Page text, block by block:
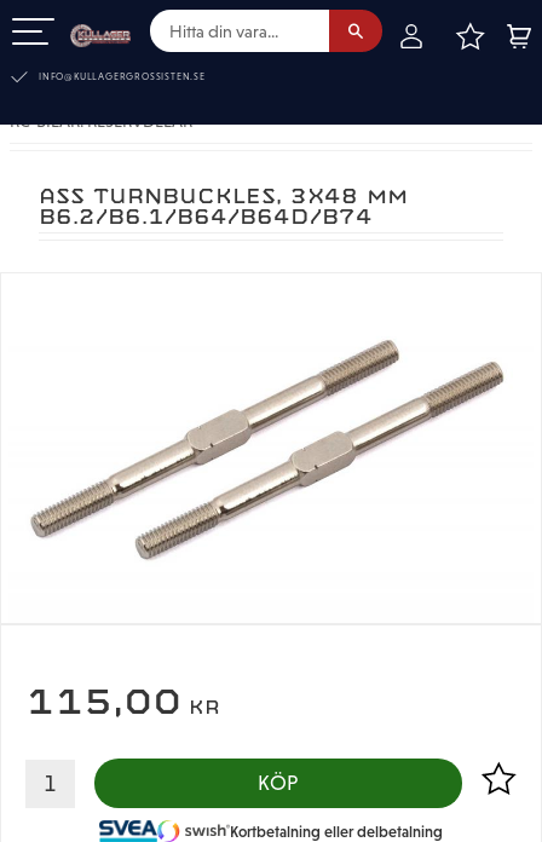
INFO@KULLAGERGROSSISTEN.SE
RC-BILAR. RESERVDELAR
ASS TURNBUCKLES, 3X48 MM
B6.2/B6.1/B64/B64D/B74
115,00 KR
KÖP Lägg
Kortbetalning eller delbetalning